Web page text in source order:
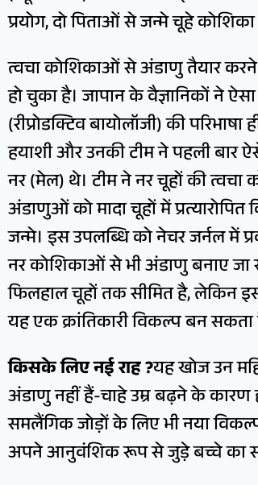
प्रयोग, दो पिताओं से जन्मे चूहे कोशिका
त्वचा कोशिकाओं से अंडाणु तैयार करने
हो चुका है। जापान के वैज्ञानिकों ने
(रीप्रोडक्टिव बायोलॉजी) की
हयाशी और उनकी टीम ने पहली बार
नर (मेल) थे। टीम ने नर चूहों की
अंडाणुओं को मादा चूहों में
जन्मे। इस उपलब्धि को नेचर जर्नल में
नर कोशिकाओं से भी अंडाणु बनाए
फिलहाल चूहों तक सीमित है, लेकिन
यह एक क्रांतिकारी विकल्प बन सकता
किसके लिए नई राह ?यह खोज उन
अंडाणु नहीं हैं-चाहे उम्र बढ़ने के कारण
समलैंगिक जोड़ों के लिए भी नया
अपने आनुवंशिक रूप से जुड़े बच्चे का